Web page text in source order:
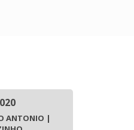
ANTONIO |